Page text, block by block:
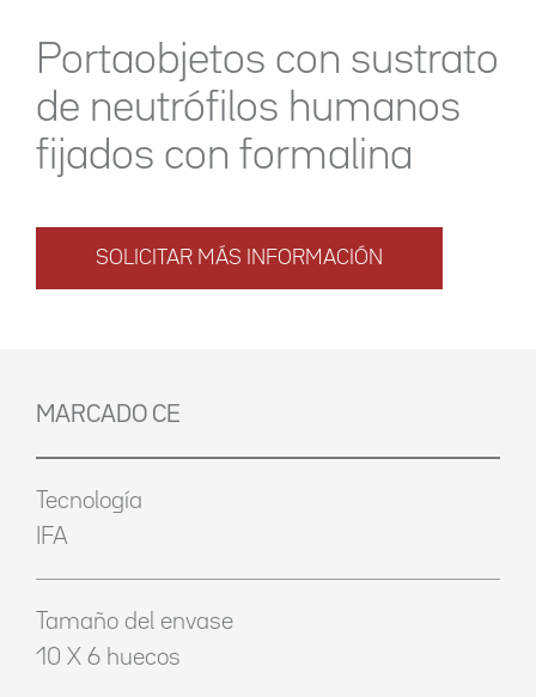
Portaobjetos con sustrato
de neutrófilos humanos
fijados con formalina
SOLICITAR MÁS INFORMACIÓN
MARCADO CE
Tecnología
IFA
Tamaño del envase
10 X 6 huecos